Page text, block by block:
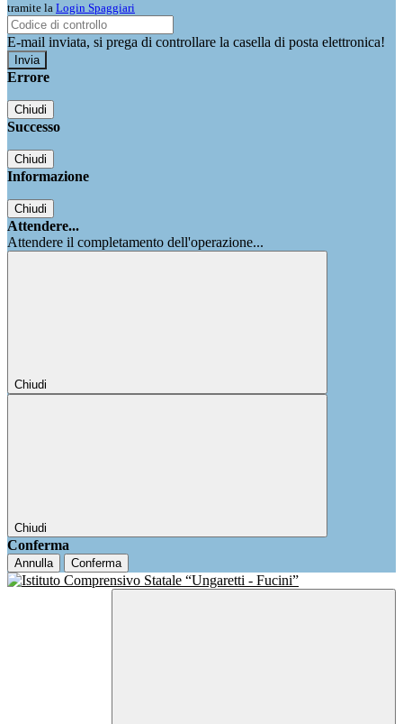
tramite la Login Spaggiari
E-mail inviata, si prega di controllare la casella di posta elettronica!
Errore
Chiudi
Successo
Chiudi
Informazione
Chiudi
Attendere...
Attendere il completamento dell'operazione...
Chiudi
Chiudi
Conferma
Annulla Conferma